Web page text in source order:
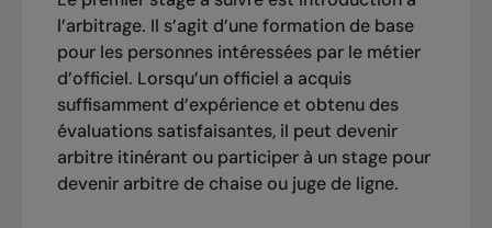
l’arbitrage. Il s’agit d’une formation de base
pour les personnes intéressées par le métier
d’officiel. Lorsqu’un officiel a acquis
suffisamment d’expérience et obtenu des
évaluations satisfaisantes, il peut devenir
arbitre itinérant ou participer à un stage pour
devenir arbitre de chaise ou juge de ligne.